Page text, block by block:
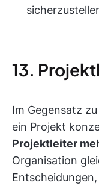
13.
Im Gegensatz
ein Projekt
Projektleiter
Organisation